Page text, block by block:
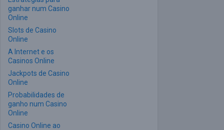
ganhar num Casino
Online
Slots de Casino
Online
A Internet e os
Casinos Online
Jackpots de Casino
Online
Probabilidades de
ganho num Casino
Online
Casino Online ao